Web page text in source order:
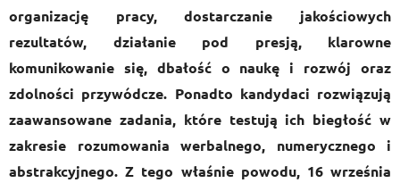
organizację pracy, dostarczanie jakościowych
rezultatów, działanie pod presją, klarowne
komunikowanie się, dbałość o naukę i rozwój oraz
zdolności przywódcze. Ponadto kandydaci rozwiązują
zaawansowane zadania, które testują ich biegłość w
zakresie rozumowania werbalnego, numerycznego i
abstrakcyjnego. Z tego właśnie powodu, 16 września